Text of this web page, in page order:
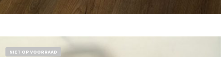
NIET OP VOORRAAD